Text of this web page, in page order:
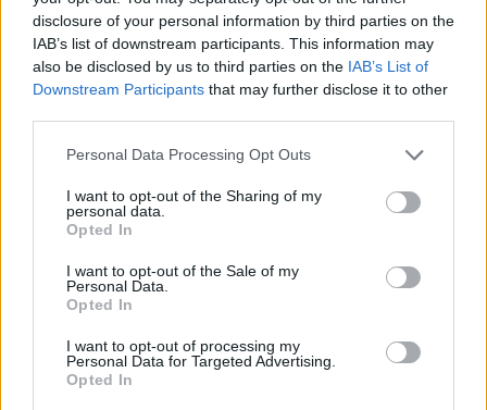
disclosure of your personal information by third parties on the
IAB’s list of downstream participants. This information may
also be disclosed by us to third parties on the IAB’s List of
Downstream Participants that may further disclose it to other
Please note that this website/app uses one or more Google
not limited to your visit or usage behaviour. You may click to
grant or deny consent to Google and its third-party tags to
use your data for below specified purposes in below Google
consent section.
Personal Data Processing Opt Outs
I want to opt-out of the Sharing of my
personal data.
Opted In
I want to opt-out of the Sale of my
Personal Data.
Opted In
I want to opt-out of processing my
Personal Data for Targeted Advertising.
Opted In
5. Marturie nunta -
Evantai cu flori de cires
Nunta voastra va avea
loc intr-o zi torida de
vara? Oferiti-le
dar si un mod de a se
racori dupa dans.
Pret: 6,00 ron / buc.
www.accesoriievenimente.ro